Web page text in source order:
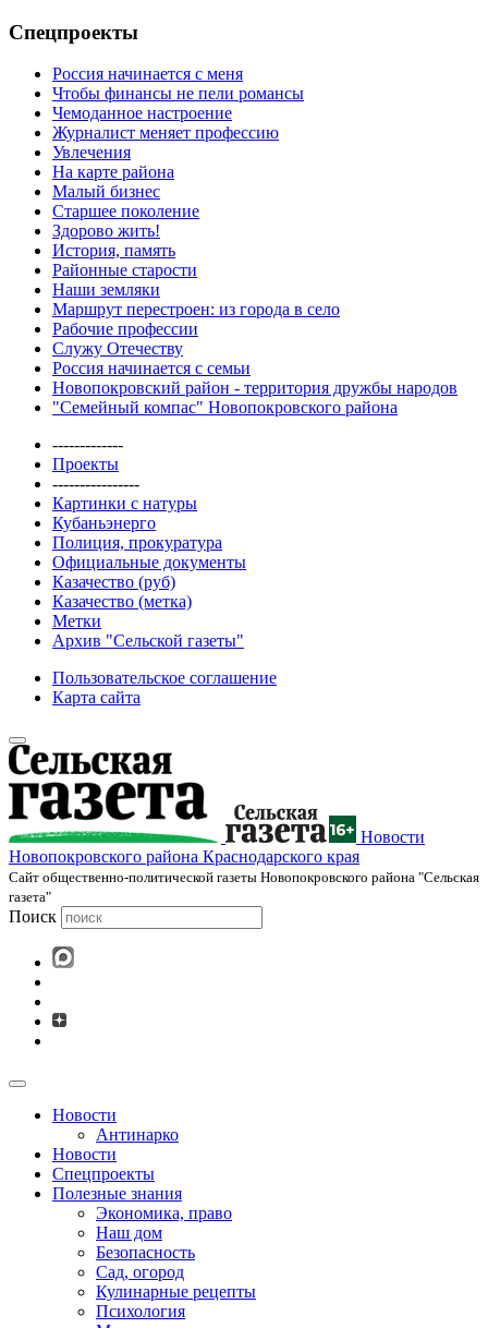
Спецпроекты
Россия начинается с меня
Чтобы финансы не пели романсы
Чемоданное настроение
Журналист меняет профессию
Увлечения
На карте района
Малый бизнес
Старшее поколение
Здорово жить!
История, память
Районные старости
Наши земляки
Маршрут перестроен: из города в село
Рабочие профессии
Служу Отечеству
Россия начинается с семьи
Новопокровский район - территория дружбы народов
"Семейный компас" Новопокровского района
-------------
Проекты
----------------
Картинки с натуры
Кубаньэнерго
Полиция, прокуратура
Официальные документы
Казачество (руб)
Казачество (метка)
Метки
Архив "Сельской газеты"
Пользовательское соглашение
Карта сайта
Новости
Новопокровского района Краснодарского края
Cайт общественно-политической газеты Новопокровского района "Сельская
газета"
Поиск
Новости
Антинарко
Новости
Спецпроекты
Полезные знания
Экономика, право
Наш дом
Безопасность
Сад, огород
Кулинарные рецепты
Психология